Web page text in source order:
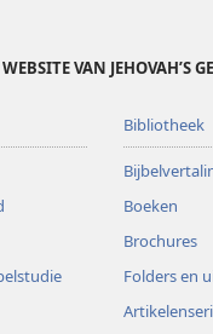
VAN JEHOVAH’S
Bibliotheek
Boeken
Brochures
Folders en